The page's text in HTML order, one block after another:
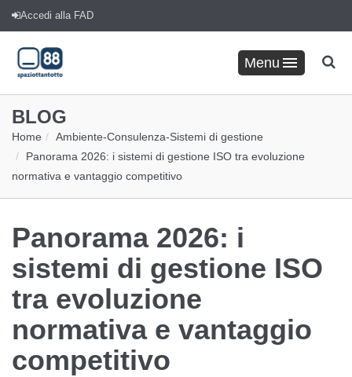
Accedi alla FAD
Menu
BLOG
Home Ambiente-Consulenza-Sistemi di gestione
Panorama 2026: i sistemi di gestione ISO tra evoluzione
normativa e vantaggio competitivo
Panorama 2026: i
sistemi di gestione ISO
tra evoluzione
normativa e vantaggio
competitivo